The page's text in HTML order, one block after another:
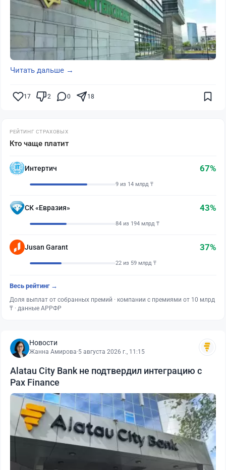
Читать дальше →
17 2 0 18
РЕЙТИНГ СТРАХОВЫХ
Кто чаще платит
Интертич 67%
9 из 14 млрд ₸
СК «Евразия» 43%
84 из 194 млрд ₸
Jusan Garant 37%
22 из 59 млрд ₸
Весь рейтинг →
Доля выплат от собранных премий · компании с премиями от 10 млрд
₸ · данные АРРФР
Новости
Жанна Амирова·5 августа 2026 г., 11:15
Alatau City Bank не подтвердил интеграцию с
Pax Finance